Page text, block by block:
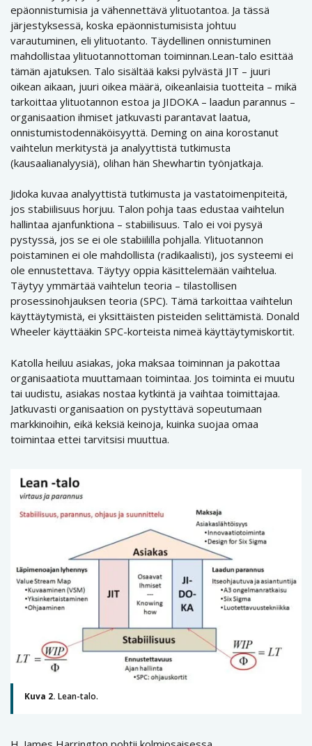
epäonnistumisia ja vähennettävä ylituotantoa. Ja tässä
järjestyksessä, koska epäonnistumisista johtuu
varautuminen, eli ylituotanto. Täydellinen onnistuminen
mahdollistaa ylituotannottoman toiminnan.Lean-talo esittää
tämän ajatuksen. Talo sisältää kaksi pylvästä JIT – juuri
oikean aikaan, juuri oikea määrä, oikeanlaisia tuotteita – mikä
tarkoittaa ylituotannon estoa ja JIDOKA – laadun parannus –
organisaation ihmiset jatkuvasti parantavat laatua,
onnistumistodennäköisyyttä. Deming on aina korostanut
vaihtelun merkitystä ja analyyttistä tutkimusta
(kausaalianalyysiä), olihan hän Shewhartin työnjatkaja.
Jidoka kuvaa analyyttistä tutkimusta ja vastatoimenpiteitä,
jos stabiilisuus horjuu. Talon pohja taas edustaa vaihtelun
hallintaa ajanfunktiona – stabiilisuus. Talo ei voi pysyä
pystyssä, jos se ei ole stabiililla pohjalla. Ylituotannon
poistaminen ei ole mahdollista (radikaalisti), jos systeemi ei
ole ennustettava. Täytyy oppia käsittelemään vaihtelua.
Täytyy ymmärtää vaihtelun teoria – tilastollisen
prosessinohjauksen teoria (SPC). Tämä tarkoittaa vaihtelun
käyttäytymistä, ei yksittäisten pisteiden selittämistä. Donald
Wheeler käyttääkin SPC-korteista nimeä käyttäytymiskortit.
Katolla heiluu asiakas, joka maksaa toiminnan ja pakottaa
organisaatiota muuttamaan toimintaa. Jos toiminta ei muutu
tai uudistu, asiakas nostaa kytkintä ja vaihtaa toimittajaa.
Jatkuvasti organisaation on pystyttävä sopeutumaan
markkinoihin, eikä keksiä keinoja, kuinka suojaa omaa
toimintaa ettei tarvitsisi muuttua.
Kuva 2. Lean-talo.